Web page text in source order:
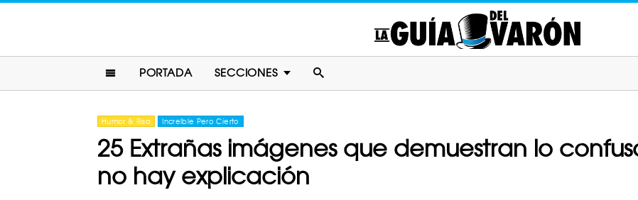
PORTADA SECCIONES
Humor & Risa Increíble Pero Cierto
25 Extrañas imágenes que demuestran lo
no hay explicación